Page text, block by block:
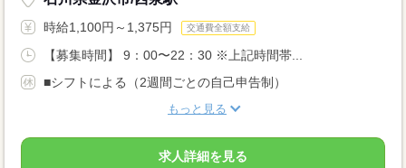
時給1,100円～1,375円 交通費全額支給
【募集時間】 9：00〜22：30 ※上記時間帯...
■シフトによる（2週間ごとの自己申告制）
もっと見る
求人詳細を見る